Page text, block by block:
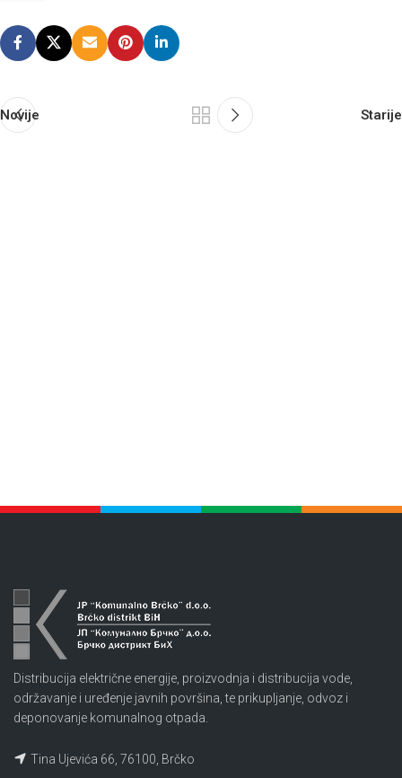
Novije Starije
Distribucija električne energije, proizvodnja i distribucija vode,
održavanje i uređenje javnih površina, te prikupljanje, odvoz i
deponovanje komunalnog otpada.
Tina Ujevića 66, 76100, Brčko